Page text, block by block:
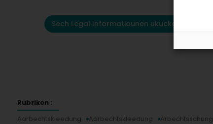
Sech Legal Informatiounen ukucken
Rubriken :
Aarbechtskleedung
Aarbechtskleedung Arbechtsschung